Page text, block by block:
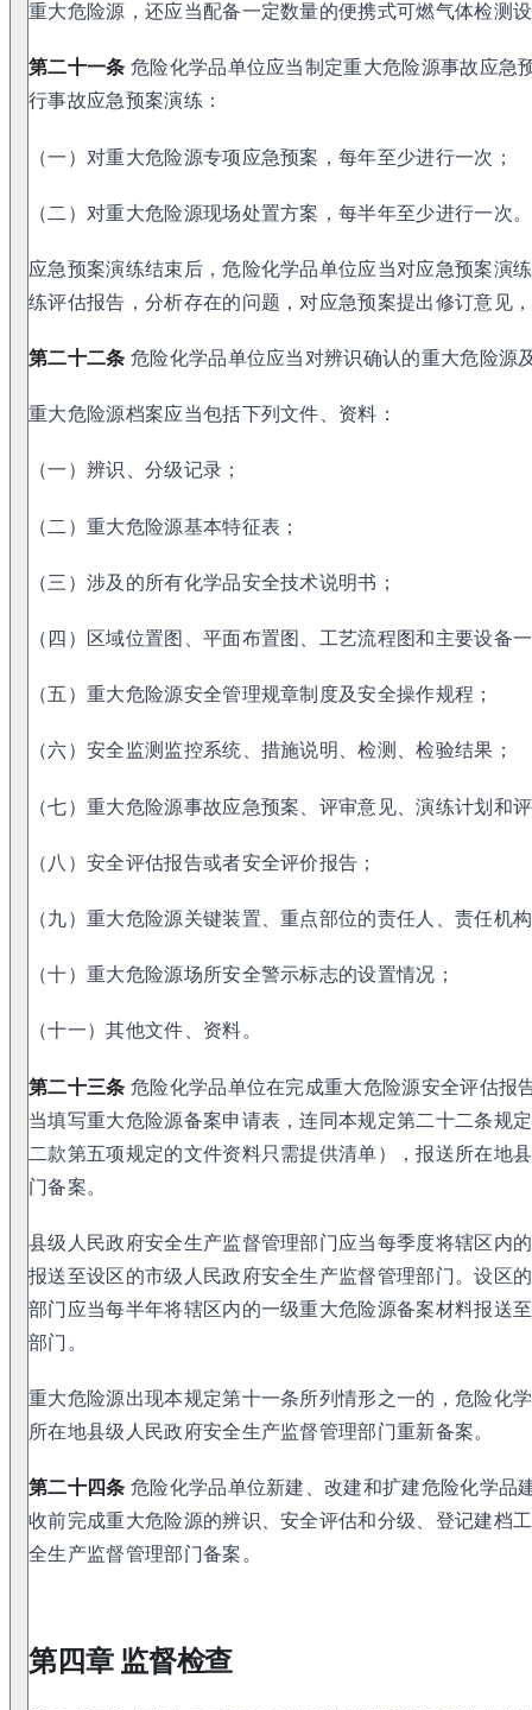
重大危险源，还应当配备一定数量的便携式可燃气体检测
第二十一条 危险化学品单位应当制定重大危险源事故应急
行事故应急预案演练：
（一）对重大危险源专项应急预案，每年至少进行一次；
（二）对重大危险源现场处置方案，每半年至少进行一次。
应急预案演练结束后，危险化学品单位应当对应急预案演
练评估报告，分析存在的问题，对应急预案提出修订意见
第二十二条 危险化学品单位应当对辨识确认的重大危险源
重大危险源档案应当包括下列文件、资料：
（一）辨识、分级记录；
（二）重大危险源基本特征表；
（三）涉及的所有化学品安全技术说明书；
（四）区域位置图、平面布置图、工艺流程图和主要设备
（五）重大危险源安全管理规章制度及安全操作规程；
（六）安全监测监控系统、措施说明、检测、检验结果；
（七）重大危险源事故应急预案、评审意见、演练计划和
（八）安全评估报告或者安全评价报告；
（九）重大危险源关键装置、重点部位的责任人、责任机
（十）重大危险源场所安全警示标志的设置情况；
（十一）其他文件、资料。
第二十三条 危险化学品单位在完成重大危险源安全评估报
当填写重大危险源备案申请表，连同本规定第二十二条规
二款第五项规定的文件资料只需提供清单），报送所在地
门备案。
县级人民政府安全生产监督管理部门应当每季度将辖区内
报送至设区的市级人民政府安全生产监督管理部门。设区
部门应当每半年将辖区内的一级重大危险源备案材料报送
部门。
重大危险源出现本规定第十一条所列情形之一的，危险化
所在地县级人民政府安全生产监督管理部门重新备案。
第二十四条 危险化学品单位新建、改建和扩建危险化学品
收前完成重大危险源的辨识、安全评估和分级、登记建档
全生产监督管理部门备案。
第四章 监督检查